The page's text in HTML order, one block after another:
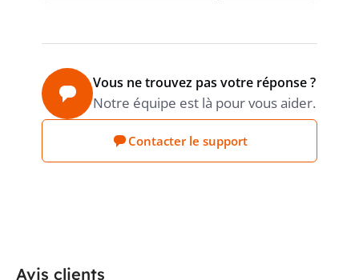
PRODUCT CARBON
Déclaration du
Vous ne trouvez pas votre réponse ?
Notre équipe est là pour vous aider.
Contacter le support
Avis clients